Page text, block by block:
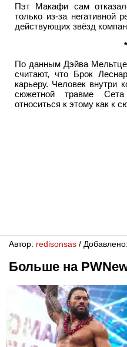
Пэт Макафи сам
только из-за негативной
действующих звёзд
По данным Дэйва
считают, что Брок
карьеру. Человек внутри
сюжетной травме
относиться к этому как к
Автор: redisonsas /
Больше на